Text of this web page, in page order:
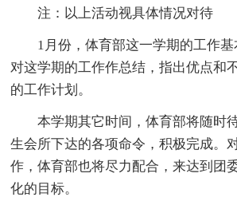
注：以上活动视具体情况对待
1月份，体育部这一学期的工作基
对这学期的工作作总结，指出优点和
的工作计划。
本学期其它时间，体育部将随时
生会所下达的各项命令，积极完成。
作，体育部也将尽力配合，来达到团
化的目标。